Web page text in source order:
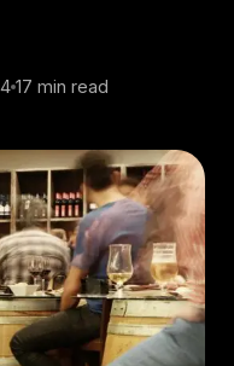
17 min read